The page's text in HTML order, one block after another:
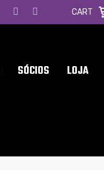
CART
SÓCIOS LOJA